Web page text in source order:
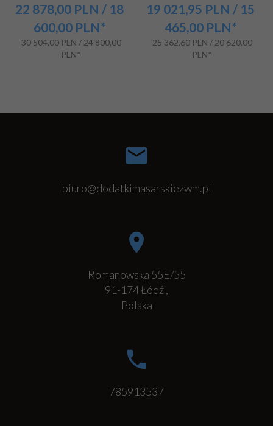
22 878,00 PLN / 18
600,00 PLN*
30 504,00 PLN / 24 800,00
PLN*
19 021,95 PLN / 15
465,00 PLN*
25 362,60 PLN / 20 620,00
PLN*
biuro@dodatkimasarskiezwm.pl
Romanowska 55E/55
91-174Łódź,
Polska
785913537